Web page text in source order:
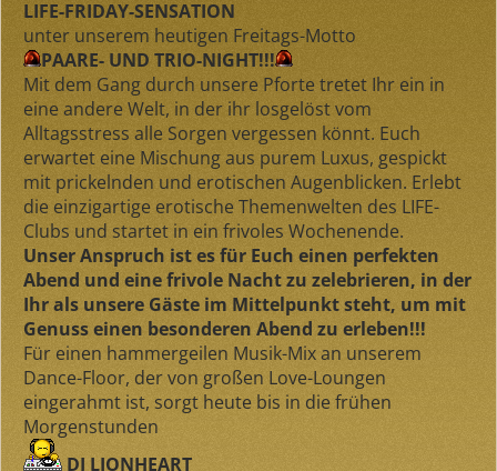
LIFE-FRIDAY-SENSATION
unter unserem heutigen Freitags-Motto
PAARE- UND TRIO-NIGHT!!!
Mit dem Gang durch unsere Pforte tretet Ihr ein in
eine andere Welt, in der ihr losgelöst vom
Alltagsstress alle Sorgen vergessen könnt. Euch
erwartet eine Mischung aus purem Luxus, gespickt
mit prickelnden und erotischen Augenblicken. Erlebt
die einzigartige erotische Themenwelten des LIFE-
Clubs und startet in ein frivoles Wochenende.
Unser Anspruch ist es für Euch einen perfekten
Abend und eine frivole Nacht zu zelebrieren, in der
Ihr als unsere Gäste im Mittelpunkt steht, um mit
Genuss einen besonderen Abend zu erleben!!!
Für einen hammergeilen Musik-Mix an unserem
Dance-Floor, der von großen Love-Loungen
eingerahmt ist, sorgt heute bis in die frühen
Morgenstunden
DJ LIONHEART